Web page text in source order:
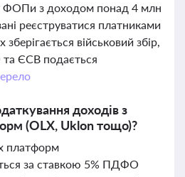
ФОПи з доходом понад 4 млн
реєструватися платниками
військовий збір,
та ЄСВ подається
доходів з
(OLX, Uklon тощо)?
платформ
за ставкою 5% ПДФО